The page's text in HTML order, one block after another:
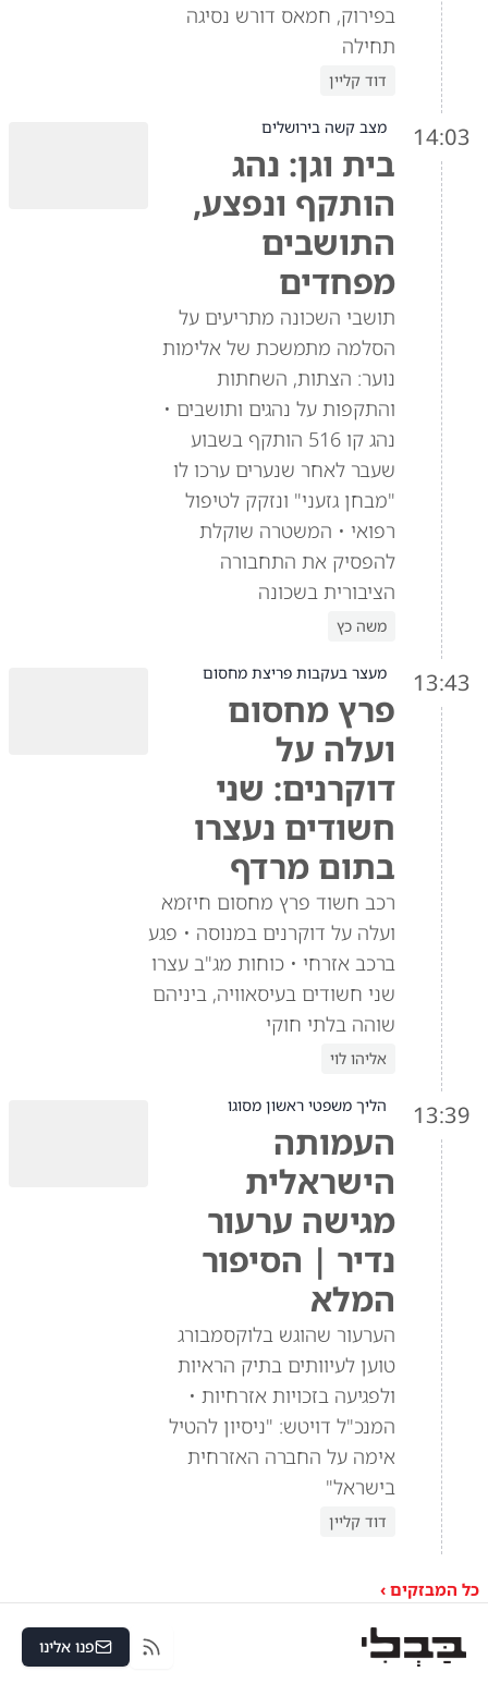
בפירוק, חמאס דורש נסיגה
תחילה
דוד קליין
14:03 מצב קשה בירושלים
בית וגן: נהג
הותקף ונפצע,
התושבים
מפחדים
תושבי השכונה מתריעים על
הסלמה מתמשכת של אלימות
נוער: הצתות, השחתות
והתקפות על נהגים ותושבים •
נהג קו 516 הותקף בשבוע
שעבר לאחר שנערים ערכו לו
"מבחן גזעני" ונזקק לטיפול
רפואי • המשטרה שוקלת
להפסיק את התחבורה
הציבורית בשכונה
משה כץ
13:43 מעצר בעקבות פריצת מחסום
פרץ מחסום
ועלה על
דוקרנים: שני
חשודים נעצרו
בתום מרדף
רכב חשוד פרץ מחסום חיזמא
ועלה על דוקרנים במנוסה • פגע
ברכב אזרחי • כוחות מג"ב עצרו
שני חשודים בעיסאוויה, ביניהם
שוהה בלתי חוקי
אליהו לוי
13:39 הליך משפטי ראשון מסוגו
העמותה
הישראלית
מגישה ערעור
נדיר | הסיפור
המלא
הערעור שהוגש בלוקסמבורג
טוען לעיוותים בתיק הראיות
ולפגיעה בזכויות אזרחיות •
המנכ"ל דויטש: "ניסיון להטיל
אימה על החברה האזרחית
בישראל"
דוד קליין
כל המבזקים ›
RSS פנו אלינו